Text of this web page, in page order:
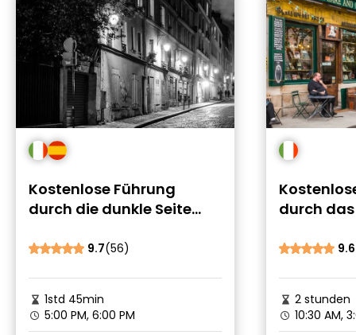
Kostenlose Führung
durch die dunkle Seite
9.7(56)
1std 45min
5:00 PM, 6:00 PM
durch
9.6
2 stunden
10:30 AM,